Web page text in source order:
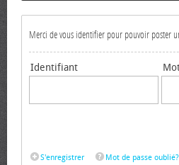
Merci de vous identifier pour pouvoir poster
Identifiant
S'enregistrer Mot de passe oublié?